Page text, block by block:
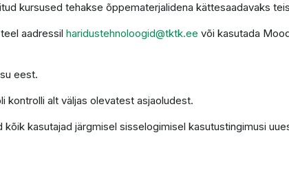
kursused tehakse õppematerjalidena kättesaadavaks
aadressil haridustehnoloogid@tktk.ee või kasutada
eest.
kontrolli alt väljas olevatest asjaoludest.
kasutajad järgmisel sisselogimisel kasutustingimusi